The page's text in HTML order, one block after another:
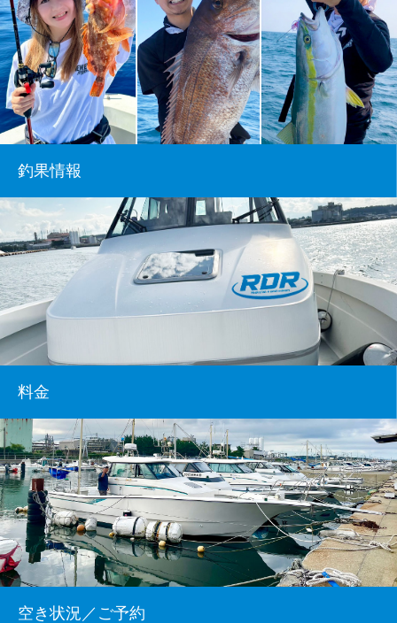
釣果情報
料金
空き状況／ご予約